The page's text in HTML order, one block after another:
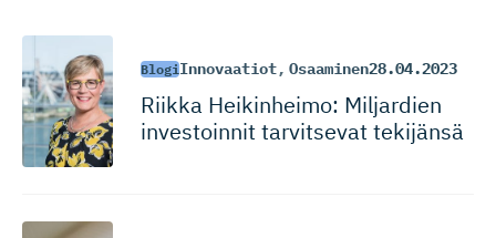
BlogiInnovaatiot, Osaaminen28.04.2023
Riikka Heikinheimo: Miljardien
investoinnit tarvitsevat tekijänsä